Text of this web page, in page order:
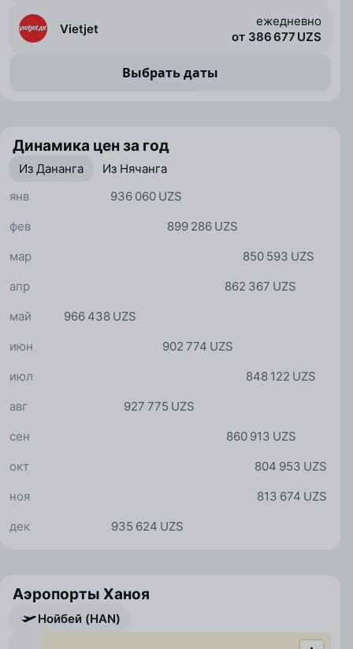
Vietjet
ежедневно
от 386 677 UZS
Выбрать даты
Динамика цен за год
Из Дананга
Из Нячанга
936 060 UZS
янв
899 286 UZS
фев
850 593 UZS
мар
862 367 UZS
апр
966 438 UZS
май
902 774 UZS
июн
848 122 UZS
июл
927 775 UZS
авг
860 913 UZS
сен
804 953 UZS
окт
813 674 UZS
ноя
935 624 UZS
дек
Аэропорты Ханоя
Нойбей (HAN)